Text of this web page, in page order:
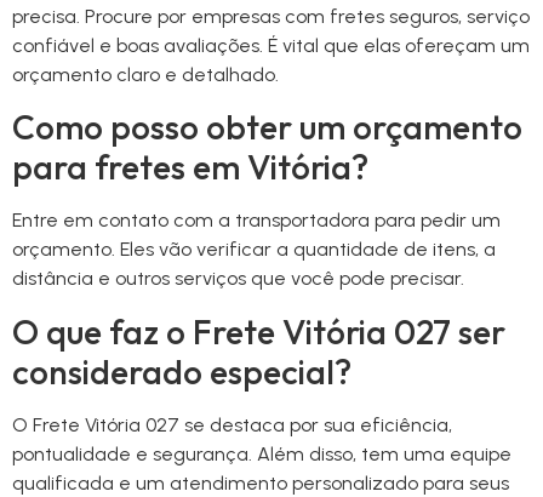
precisa. Procure por empresas com fretes seguros, serviço
confiável e boas avaliações. É vital que elas ofereçam um
orçamento claro e detalhado.
Como posso obter um orçamento
para fretes em Vitória?
Entre em contato com a transportadora para pedir um
orçamento. Eles vão verificar a quantidade de itens, a
distância e outros serviços que você pode precisar.
O que faz o Frete Vitória 027 ser
considerado especial?
O Frete Vitória 027 se destaca por sua eficiência,
pontualidade e segurança. Além disso, tem uma equipe
qualificada e um atendimento personalizado para seus